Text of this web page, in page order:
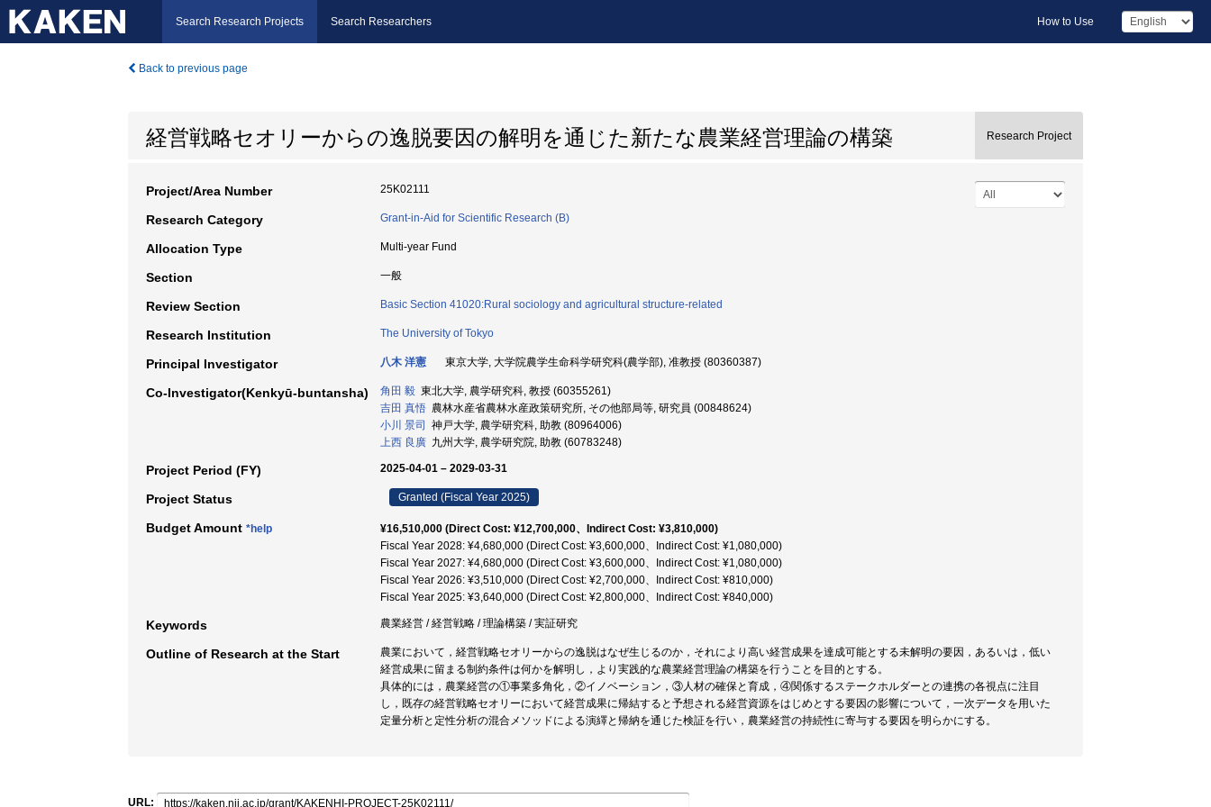
Search Research Projects Search Researchers How to Use
Back to previous page
経営戦略セオリーからの逸脱要因の解明を通じた新たな農業経営理論の構築 Research Project
Project/Area Number 25K02111
Research Category Grant-in-Aid for Scientific Research (B)
Allocation Type Multi-year Fund
Section 一般
Review Section Basic Section 41020:Rural sociology and agricultural structure-related
Research Institution The University of Tokyo
Principal Investigator 八木 洋憲 東京大学, 大学院農学生命科学研究科(農学部), 准教授 (80360387)
Co-Investigator(Kenkyū-buntansha) 角田 毅 東北大学, 農学研究科, 教授 (60355261)
吉田 真悟 農林水産省農林水産政策研究所, その他部局等, 研究員 (00848624)
小川 景司
神戸大学, 農学研究科, 助教 (80964006)
上西 良廣 九州大学, 農学研究院, 助教 (60783248)
Project Period (FY) 2025-04-01 – 2029-03-31
Project Status Granted (Fiscal Year 2025)
Budget Amount *help
¥16,510,000 (Direct Cost: ¥12,700,000、Indirect Cost: ¥3,810,000)
Fiscal Year 2028: ¥4,680,000 (Direct Cost: ¥3,600,000、Indirect Cost: ¥1,080,000)
Fiscal Year 2027: ¥4,680,000 (Direct Cost: ¥3,600,000、Indirect Cost: ¥1,080,000)
Fiscal Year 2026: ¥3,510,000 (Direct Cost: ¥2,700,000、Indirect Cost: ¥810,000)
Fiscal Year 2025: ¥3,640,000 (Direct Cost: ¥2,800,000、Indirect Cost: ¥840,000)
Keywords 農業経営 / 経営戦略 / 理論構築 / 実証研究
Outline of Research at the Start
農業において，経営戦略セオリーからの逸脱はなぜ生じるのか，それにより高い経営成果を達成可能とする未解明の要因，あるいは，低い
経営成果に留まる制約条件は何かを解明し，より実践的な農業経営理論の構築を行うことを目的とする。
具体的には，農業経営の①事業多角化，②イノベーション，③人材の確保と育成，④関係するステークホルダーとの連携の各視点に注目
し，既存の経営戦略セオリーにおいて経営成果に帰結すると予想される経営資源をはじめとする要因の影響について，一次データを用いた
定量分析と定性分析の混合メソッドによる演繹と帰納を通じた検証を行い，農業経営の持続性に寄与する要因を明らかにする。
URL: